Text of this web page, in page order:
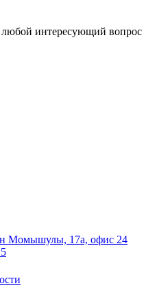
интересующий вопрос
Момышулы, 17а, офис 24